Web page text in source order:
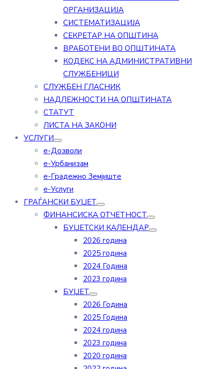
ОРГАНИЗАЦИЈА
СИСТЕМАТИЗАЦИЈА
СЕКРЕТАР НА ОПШТИНА
ВРАБОТЕНИ ВО ОПШТИНАТА
КОДЕКС НА АДМИНИСТРАТИВНИ
СЛУЖБЕНИЦИ
СЛУЖБЕН ГЛАСНИК
НАДЛЕЖНОСТИ НА ОПШТИНАТА
СТАТУТ
ЛИСТА НА ЗАКОНИ
УСЛУГИ
е-Дозволи
е-Урбанизам
е-Градежно Земјиште
е-Услуги
ГРАЃАНСКИ БУЏЕТ
ФИНАНСИСКА ОТЧЕТНОСТ
БУЏЕТСКИ КАЛЕНДАР
2026 година
2025 година
2024 Година
2023 година
БУЏЕТ
2026 Година
2025 Година
2024 година
2023 година
2020 година